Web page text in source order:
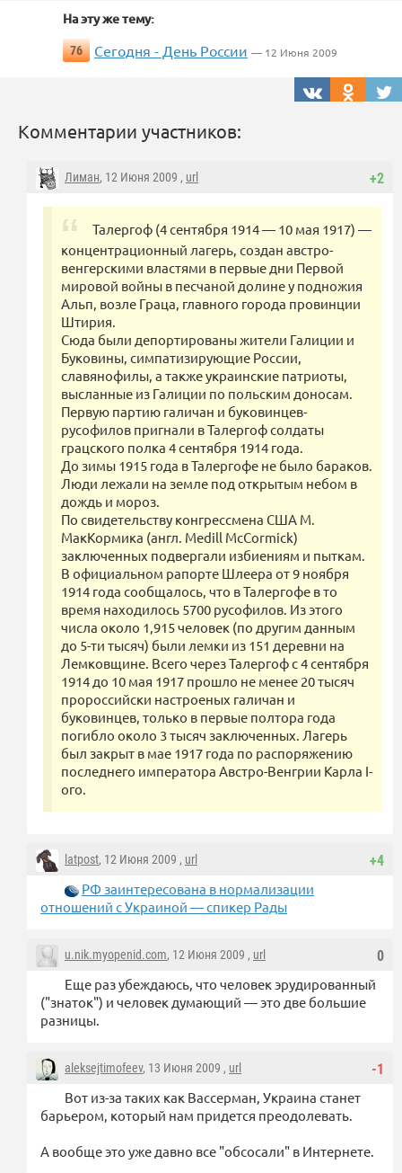
На эту же тему:
76 Сегодня - День России — 12 Июня 2009
Комментарии участников:
+2
Лиман, 12 Июня 2009 , url
Талергоф (4 сентября 1914 — 10 мая 1917) —
концентрационный лагерь, создан австро-
венгерскими властями в первые дни Первой
мировой войны в песчаной долине у подножия
Альп, возле Граца, главного города провинции
Штирия.
Сюда были депортированы жители Галиции и
Буковины, симпатизирующие России,
славянофилы, а также украинские патриоты,
высланные из Галиции по польским доносам.
Первую партию галичан и буковинцев-
русофилов пригнали в Талергоф солдаты
грацского полка 4 сентября 1914 года.
До зимы 1915 года в Талергофе не было бараков.
Люди лежали на земле под открытым небом в
дождь и мороз.
По свидетельству конгрессмена США М.
МакКормика (англ. Medill McCormick)
заключенных подвергали избиениям и пыткам.
В официальном рапорте Шлеера от 9 ноября
1914 года сообщалось, что в Талергофе в то
время находилось 5700 русофилов. Из этого
числа около 1,915 человек (по другим данным
до 5-ти тысяч) были лемки из 151 деревни на
Лемковщине. Всего через Талергоф с 4 сентября
1914 до 10 мая 1917 прошло не менее 20 тысяч
пророссийски настроеных галичан и
буковинцев, только в первые полтора года
погибло около 3 тысяч заключенных. Лагерь
был закрыт в мае 1917 года по распоряжению
последнего императора Австро-Венгрии Карла I-
ого.
+4
latpost, 12 Июня 2009 , url
РФ заинтересована в нормализации
отношений с Украиной — спикер Рады
0
u.nik.myopenid.com, 12 Июня 2009 , url
Еще раз убеждаюсь, что человек эрудированный
("знаток") и человек думающий — это две большие
разницы.
-1
aleksejtimofeev, 13 Июня 2009 , url
Вот из-за таких как Вассерман, Украина станет
барьером, который нам придется преодолевать.
А вообще это уже давно все "обсосали" в Интернете.